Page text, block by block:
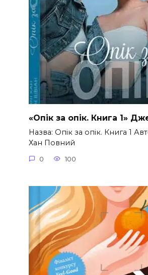
«Опік за опік. Книга 1»
Назва: Опік за опік. Книга 1
Хан Повний
0 100